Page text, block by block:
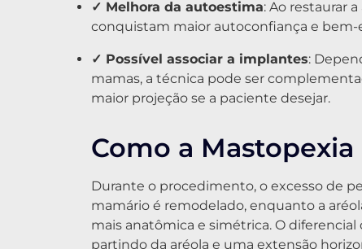
✓ Melhora da autoestima: Ao restaurar
conquistam maior autoconfiança e bem-
✓ Possível associar a implantes:
mamas, a técnica pode ser
maior projeção se a paciente desejar.
Como a
Durante o procedimento, o excesso de
mamário é remodelado, enquanto a
mais anatômica e simétrica. O
partindo da aréola e uma extensão